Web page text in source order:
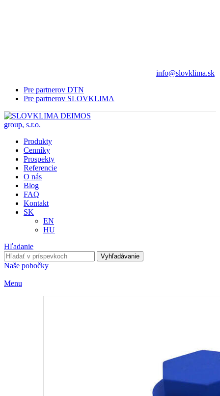
info@slovklima.sk
Pre partnerov DTN
Pre partnerov SLOVKLIMA
Produkty
Cenníky
Prospekty
Referencie
O nás
Blog
FAQ
Kontakt
SK
EN
HU
Hľadanie
Vyhľadávanie
Naše pobočky
Menu